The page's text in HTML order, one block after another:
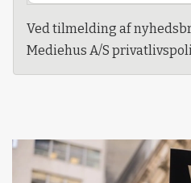
Ved tilmelding af
Mediehus A/S